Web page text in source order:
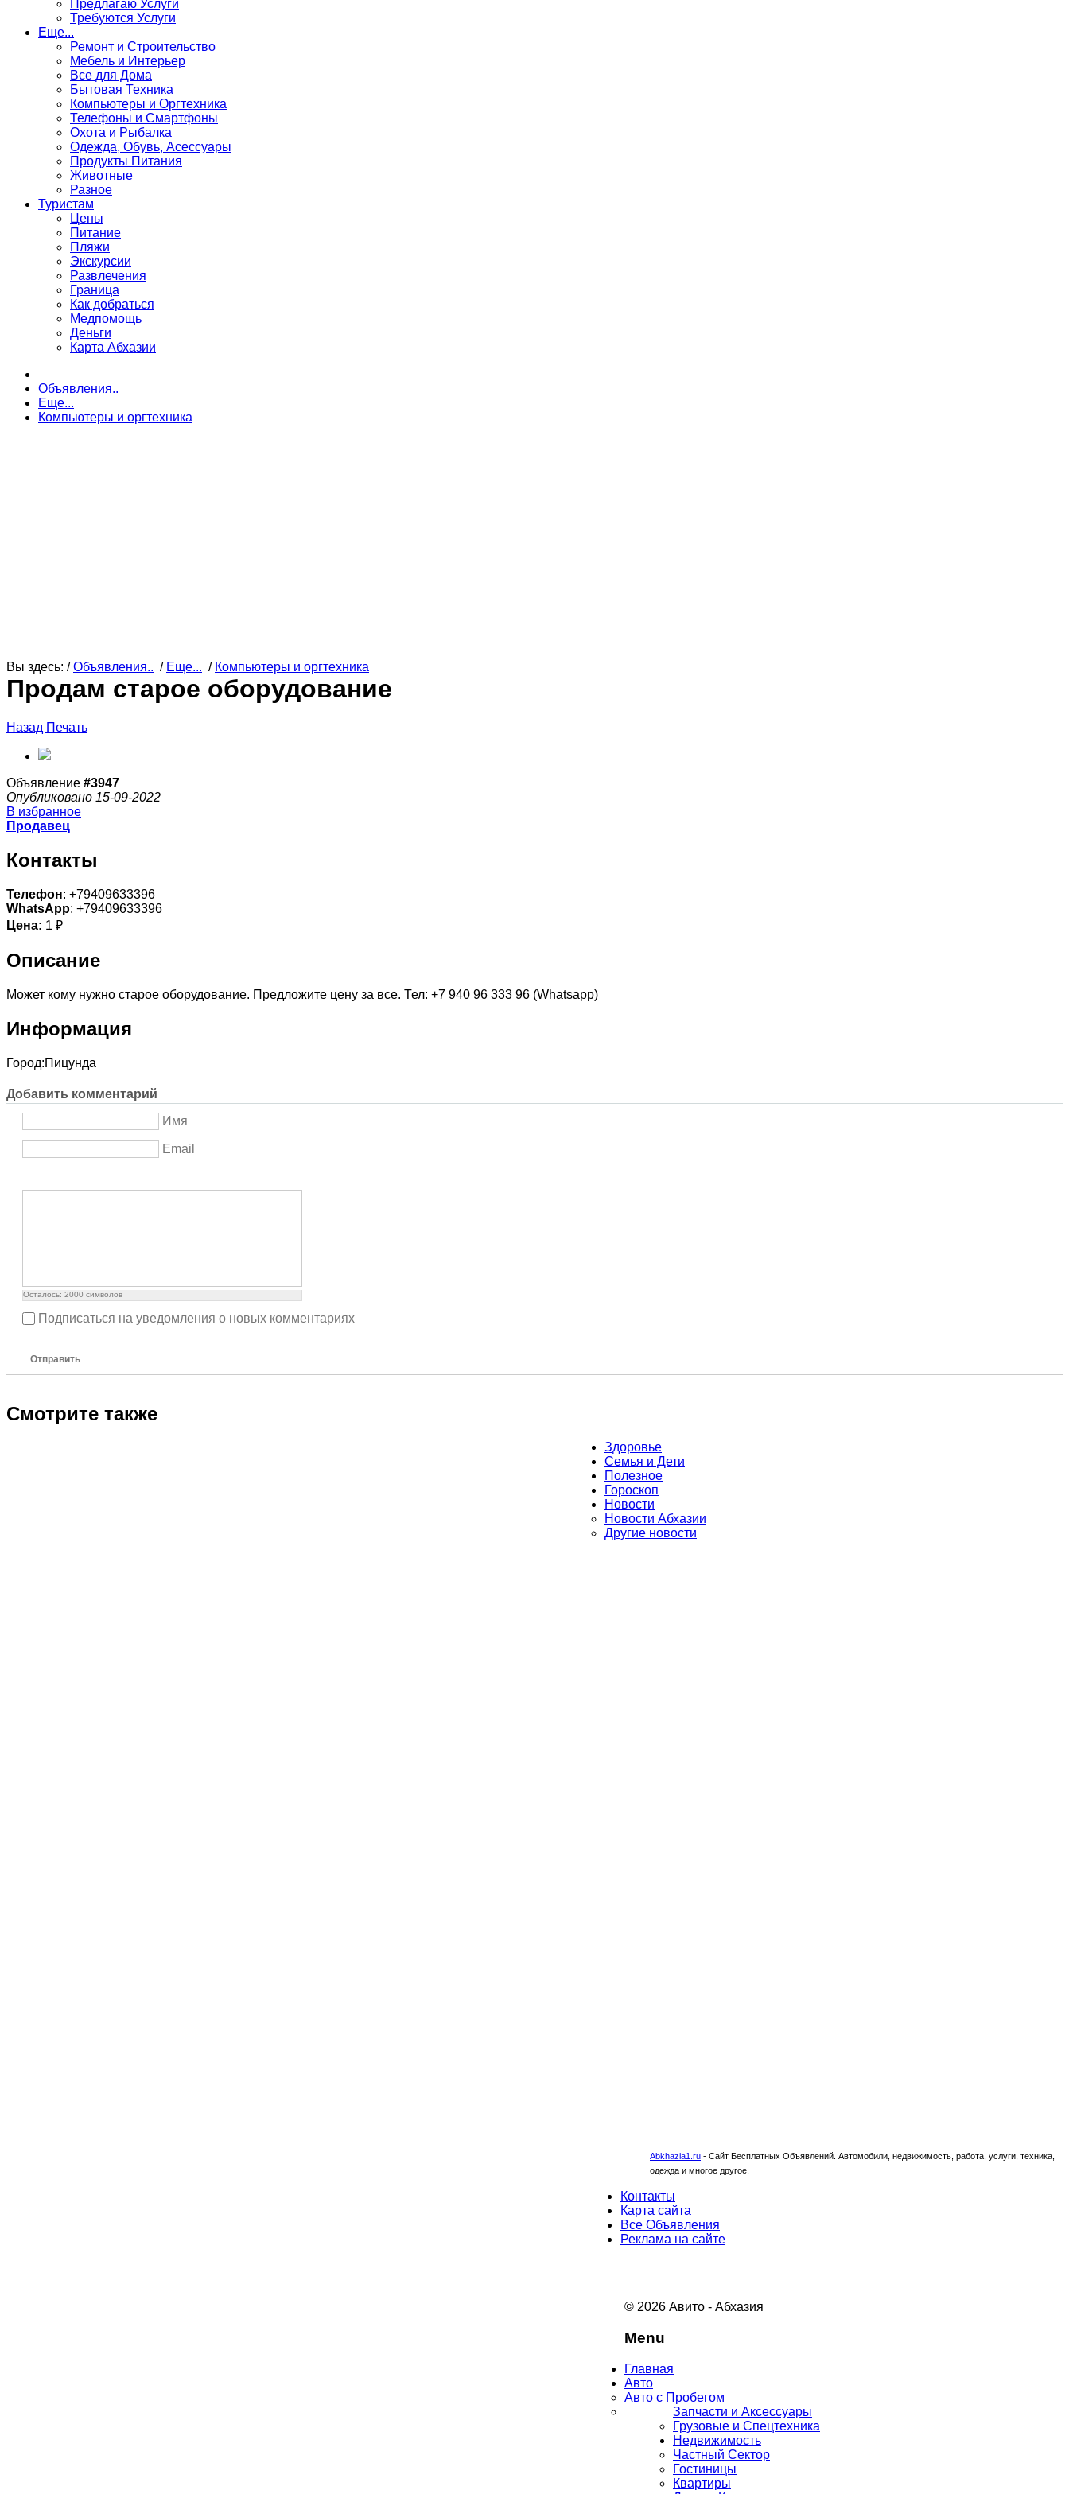
Предлагаю Услуги
Требуются Услуги
Еще...
Ремонт и Строительство
Мебель и Интерьер
Все для Дома
Бытовая Техника
Компьютеры и Оргтехника
Телефоны и Смартфоны
Охота и Рыбалка
Одежда, Обувь, Асессуары
Продукты Питания
Животные
Разное
Туристам
Цены
Питание
Пляжи
Экскурсии
Развлечения
Граница
Как добраться
Медпомощь
Деньги
Карта Абхазии
Объявления..
Еще...
Компьютеры и оргтехника
Вы здесь: /Объявления.. / Еще... / Компьютеры и оргтехника
Продам старое оборудование
Назад Печать
Объявление #3947
Опубликовано 15-09-2022
В избранное
Продавец
Контакты
Телефон: +79409633396
WhatsApp: +79409633396
Цена: 1 ₽
Описание
Может кому нужно старое оборудование. Предложите цену за все. Тел: +7 940 96 333 96 (Whatsapp)
Информация
Город:Пицунда
Добавить комментарий
Имя
Email
Осталось: 2000 символов
Подписаться на уведомления о новых комментариях
Отправить
Смотрите также
Здоровье
Семья и Дети
Полезное
Гороскоп
Новости
Новости Абхазии
Другие новости
Abkhazia1.ru - Сайт Бесплатных Объявлений. Автомобили, недвижимость, работа, услуги, техника,
одежда и многое другое.
Контакты
Карта сайта
Все Объявления
Реклама на сайте
© 2026 Авито - Абхазия
Menu
Главная
Авто
Авто с Пробегом
Запчасти и Аксессуары
Грузовые и Спецтехника
Недвижимость
Частный Сектор
Гостиницы
Квартиры